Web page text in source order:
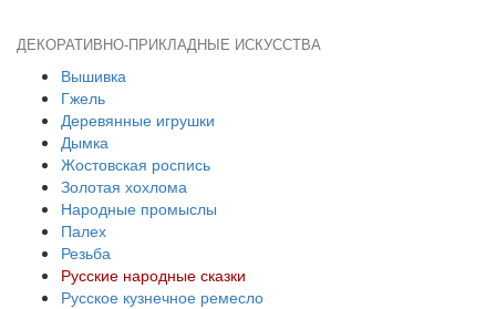
ДЕКОРАТИВНО-ПРИКЛАДНЫЕ ИСКУССТВА
Вышивка
Гжель
Деревянные игрушки
Дымка
Жостовская роспись
Золотая хохлома
Народные промыслы
Палех
Резьба
Русские народные сказки
Русское кузнечное ремесло